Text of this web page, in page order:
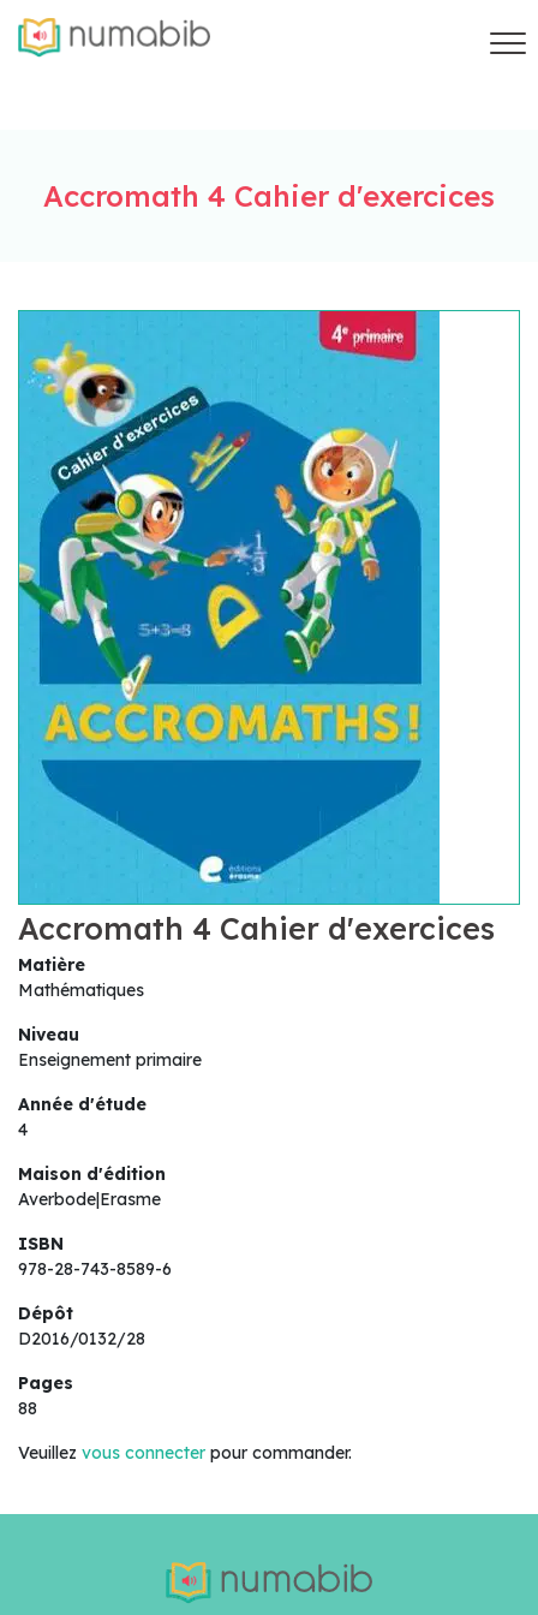
Accromath 4 Cahier d'exercices
Accromath 4 Cahier d'exercices
Matière
Mathématiques
Niveau
Enseignement primaire
Année d'étude
4
Maison d'édition
Averbode|Erasme
ISBN
978-28-743-8589-6
Dépôt
D2016/0132/28
Pages
88
Veuillez vous connecter pour commander.